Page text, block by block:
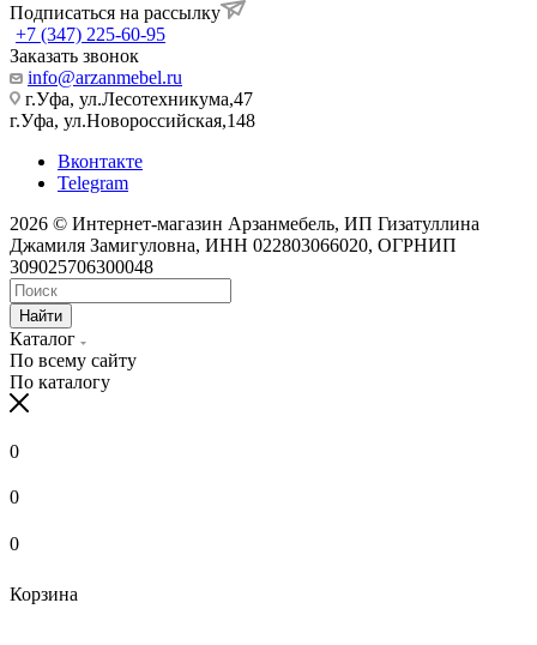
Подписаться на рассылку
+7 (347) 225-60-95
Заказать звонок
info@arzanmebel.ru
г.Уфа, ул.Лесотехникума,47
г.Уфа, ул.Новороссийская,148
Вконтакте
Telegram
2026 © Интернет-магазин Арзанмебель, ИП Гизатуллина
Джамиля Замигуловна, ИНН 022803066020, ОГРНИП
309025706300048
Найти
Каталог
По всему сайту
По каталогу
0
0
0
Корзина